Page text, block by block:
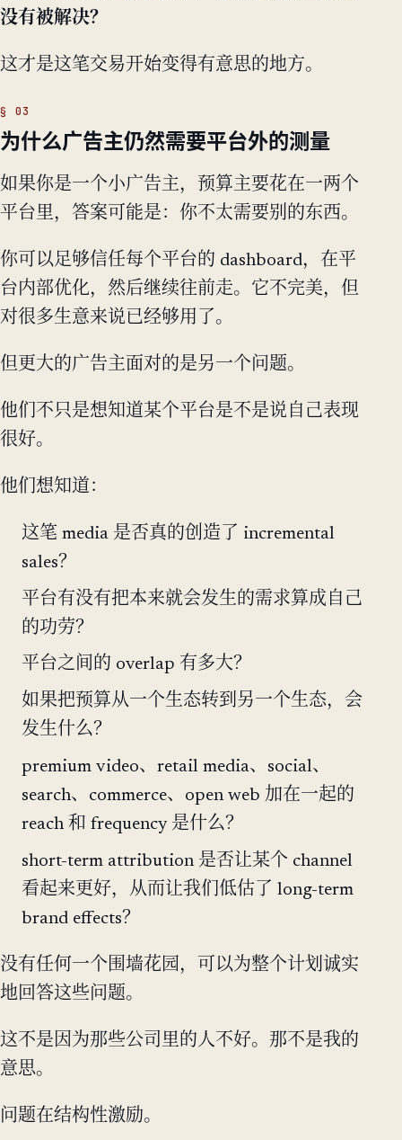
没有被解决？
这才是这笔交易开始变得有意思的地方。
为什么广告主仍然需要平台外的测量
如果你是一个小广告主，预算主要花在一两个
平台里，答案可能是：你不太需要别的东西。
你可以足够信任每个平台的 dashboard，在平
台内部优化，然后继续往前走。它不完美，但
对很多生意来说已经够用了。
但更大的广告主面对的是另一个问题。
他们不只是想知道某个平台是不是说自己表现
很好。
他们想知道：
这笔 media 是否真的创造了 incremental
sales？
平台有没有把本来就会发生的需求算成自己
的功劳？
平台之间的 overlap 有多大？
如果把预算从一个生态转到另一个生态，会
发生什么？
premium video、retail media、social、
search、commerce、open web 加在一起的
reach 和 frequency 是什么？
short-term attribution 是否让某个 channel
看起来更好，从而让我们低估了 long-term
brand effects？
没有任何一个围墙花园，可以为整个计划诚实
地回答这些问题。
这不是因为那些公司里的人不好。那不是我的
意思。
问题在结构性激励。